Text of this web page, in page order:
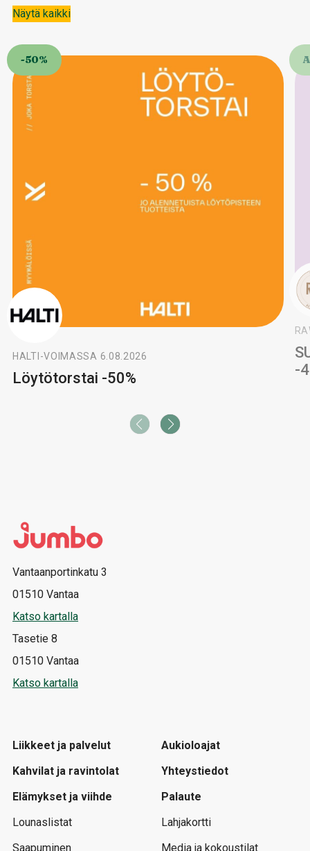
Näytä kaikki
-50%
HALTI -VOIMASSA 6.08.2026
Löytötorstai -50%
-
Vantaanportinkatu 3
01510 Vantaa
Katso kartalla
Tasetie 8
01510 Vantaa
Katso kartalla
Liikkeet ja palvelut
Kahvilat ja ravintolat
Elämykset ja viihde
Lounaslistat
Saapuminen
Aukioloajat
Yhteystiedot
Palaute
Lahjakortti
Media ja kokoustilat